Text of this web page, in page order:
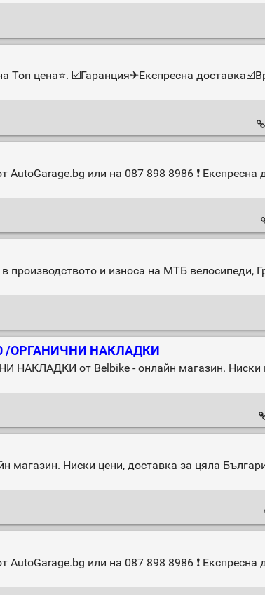
Топ цена⭐. ☑️Гаранция✈Експресна
или на 087 898 8986 ❗ Експресна
и износа на МТБ велосипеди,
/ОРГАНИЧНИ НАКЛАДКИ
НАКЛАДКИ от Belbike - онлайн магазин. Ниски
Ниски цени, доставка за цяла
или на 087 898 8986 ❗ Експресна